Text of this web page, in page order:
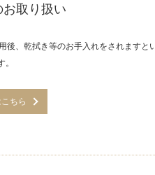
取り扱い
後、乾拭き等のお手入れをされます
ちら